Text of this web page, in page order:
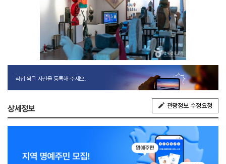
직접 찍은 사진을 등록해 주세요.
상세정보 관광정보 수정요청